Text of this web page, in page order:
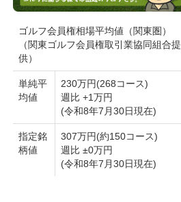
ゴルフ会員権相場平均値（関東圏）
（関東ゴルフ会員権取引業協同組合提
供）
単純平
均値
230万円(268コース)
週比 +1万円
(令和8年7月30日現在)
指定銘
柄値
307万円(約150コース)
週比 ±0万円
(令和8年7月30日現在)